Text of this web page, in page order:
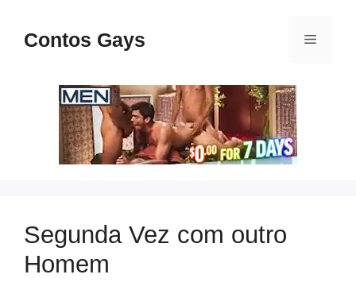
paraContos Gays Menu
Segunda Vez com outro
Homem